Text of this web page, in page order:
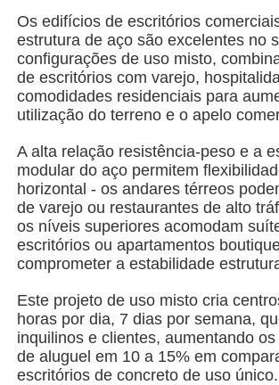
Quem Somos
Fábrica
Controle de Qualidade
Fale Conosco
notícias
Todos os casos
Os edifícios de escritórios
estrutura de aço são excelentes no
configurações de uso misto,
de escritórios com varejo,
comodidades residenciais para
utilização do terreno e o apelo
A alta relação resistência-peso e a
modular do aço permitem
horizontal - os andares térreos
de varejo ou restaurantes de alto
os níveis superiores acomodam
escritórios ou apartamentos
comprometer a estabilidade
Este projeto de uso misto cria
horas por dia, 7 dias por semana,
inquilinos e clientes, aumentando
de aluguel em 10 a 15% em
escritórios de concreto de uso único.